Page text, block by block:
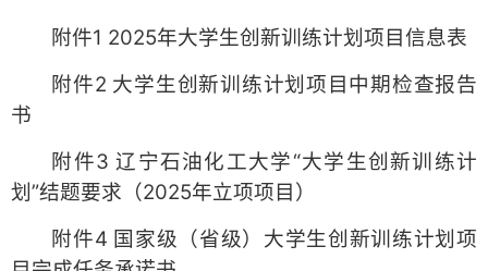
附件1 2025年大学生创新训练计划项目信息表
附件2 大学生创新训练计划项目中期检查报告
书
附件3 辽宁石油化工大学“大学生创新训练计
划”结题要求（2025年立项项目）
附件4 国家级（省级）大学生创新训练计划项